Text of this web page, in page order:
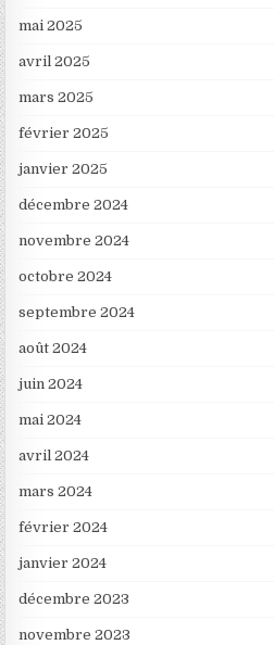
mai 2025
avril 2025
mars 2025
février 2025
janvier 2025
décembre 2024
novembre 2024
octobre 2024
septembre 2024
août 2024
juin 2024
mai 2024
avril 2024
mars 2024
février 2024
janvier 2024
décembre 2023
novembre 2023